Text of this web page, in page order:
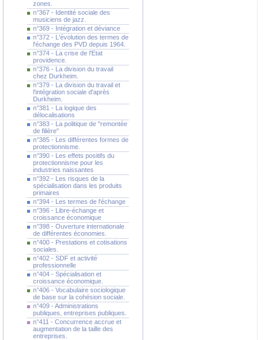
zones.
n°367 - Identité sociale des
musiciens de jazz.
n°369 - Intégration et déviance
n°372 - L'évolution des termes de
l'échange des PVD depuis 1964.
n°374 - La crise de l'Etat
providence.
n°376 - La division du travail
chez Durkheim.
n°379 - La division du travail et
l'intégration sociale d'après
Durkheim.
n°381 - La logique des
délocalisations
n°383 - La politique de "remontée
de filière"
n°385 - Les différentes formes de
protectionnisme.
n°390 - Les effets positifs du
protectionnisme pour les
industries naissantes
n°392 - Les risques de la
spécialisation dans les produits
primaires
n°394 - Les termes de l'échange
n°396 - Libre-échange et
croissance économique
n°398 - Ouverture internationale
de différentes économies.
n°400 - Prestations et cotisations
sociales.
n°402 - SDF et activité
professionnelle
n°404 - Spécialisation et
croissance économique.
n°406 - Vocabulaire sociologique
de base sur la cohésion sociale.
n°409 - Administrations
publiques, entreprises publiques.
n°411 - Concurrence accrue et
augmentation de la taille des
entreprises.